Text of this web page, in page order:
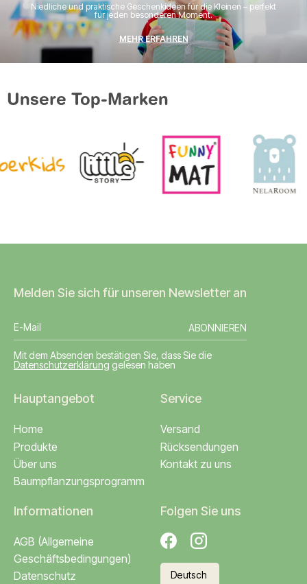
Niedliche und praktische Geschenkideen für die Kleinen – perfekt
für jeden besonderen Moment.
MEHR ERFAHREN
Unsere Top-Marken
Melden Sie sich für unseren Newsletter an
ABONNIEREN
Mit dem Absenden bestätigen Sie, dass Sie die
Datenschutzerklärung gelesen haben
Hauptangebot
Home
Produkte
Über uns
Baumpflanzungsprogramm
Service
Versand
Rücksendungen
Kontakt zu uns
Informationen
AGB (Allgemeine
Geschäftsbedingungen)
Datenschutz
Folgen Sie uns
FacebookInstagram